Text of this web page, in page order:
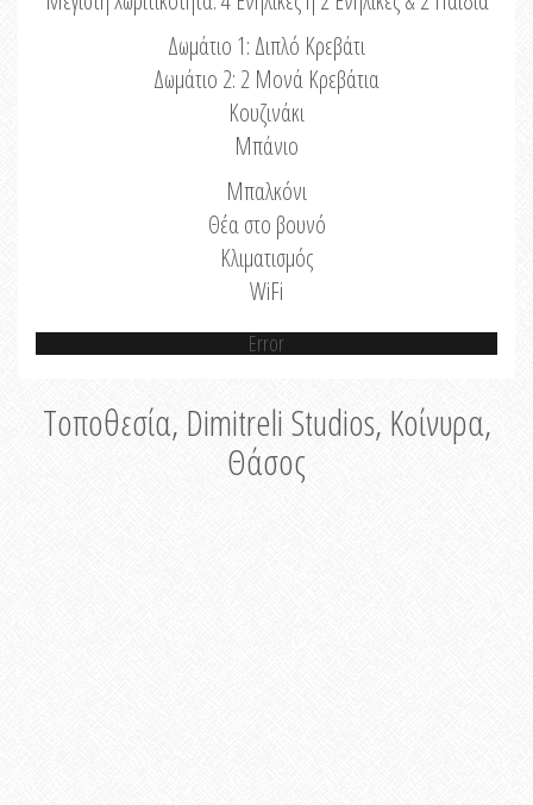
Δωμάτιο 1: Διπλό Κρεβάτι
Δωμάτιο 2: 2 Μονά Κρεβάτια
Κουζινάκι
Μπάνιο
Μπαλκόνι
Θέα στο βουνό
Κλιματισμός
WiFi
Error
Τοποθεσία, Dimitreli Studios, Κοίνυρα,
Θάσος